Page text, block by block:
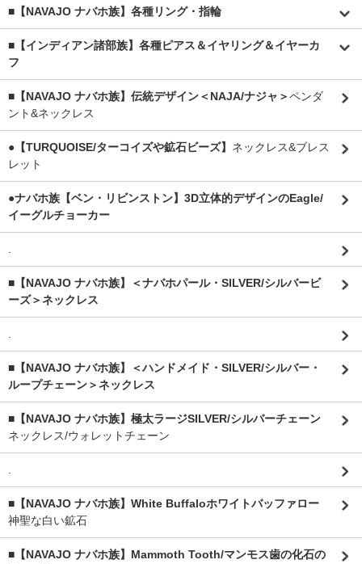
■【NAVAJO ナバホ族】各種リング・指輪
■【インディアン諸部族】各種ピアス＆イヤリング＆イヤーカ
フ
■【NAVAJO ナバホ族】伝統デザイン＜NAJA/ナジャ＞ペンダ
ント&ネックレス
●【TURQUOISE/ターコイズや鉱石ビーズ】 ネックレス&ブレス
レット
●ナバホ族【ベン・リビンストン】3D立体的デザインのEagle/
イーグルチョーカー
.
■【NAVAJO ナバホ族】＜ナバホパール・SILVER/シルバービ
ーズ＞ネックレス
.
■【NAVAJO ナバホ族】＜ハンドメイド・SILVER/シルバー・
ループチェーン＞ネックレス
■【NAVAJO ナバホ族】極太ラージSILVER/シルバーチェーン
ネックレス/ウォレットチェーン
.
■【NAVAJO ナバホ族】White Buffaloホワイトバッファロー
神聖な白い鉱石
■【NAVAJO ナバホ族】Mammoth Tooth/マンモス歯の化石の